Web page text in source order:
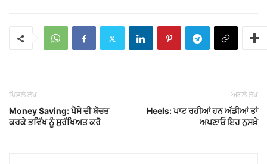
ਪਿਛਲੇ ਲੇਖ
Money Saving: ਪੈਸੇ ਦੀ ਬੱਚਤ
ਕਰਕੇ ਭਵਿੱਖ ਨੂੰ ਸੁਰੱਖਿਅਤ ਕਰੋ
ਅਗਲੇ ਲੇਖ
Heels: ਪਾਟ ਰਹੀਆਂ ਹਨ ਅੱਡੀਆਂ ਤਾਂ
ਅਪਣਾਓ ਇਹ ਨੁਸਖ਼ੇ